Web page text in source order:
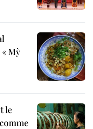
Mỳ
le